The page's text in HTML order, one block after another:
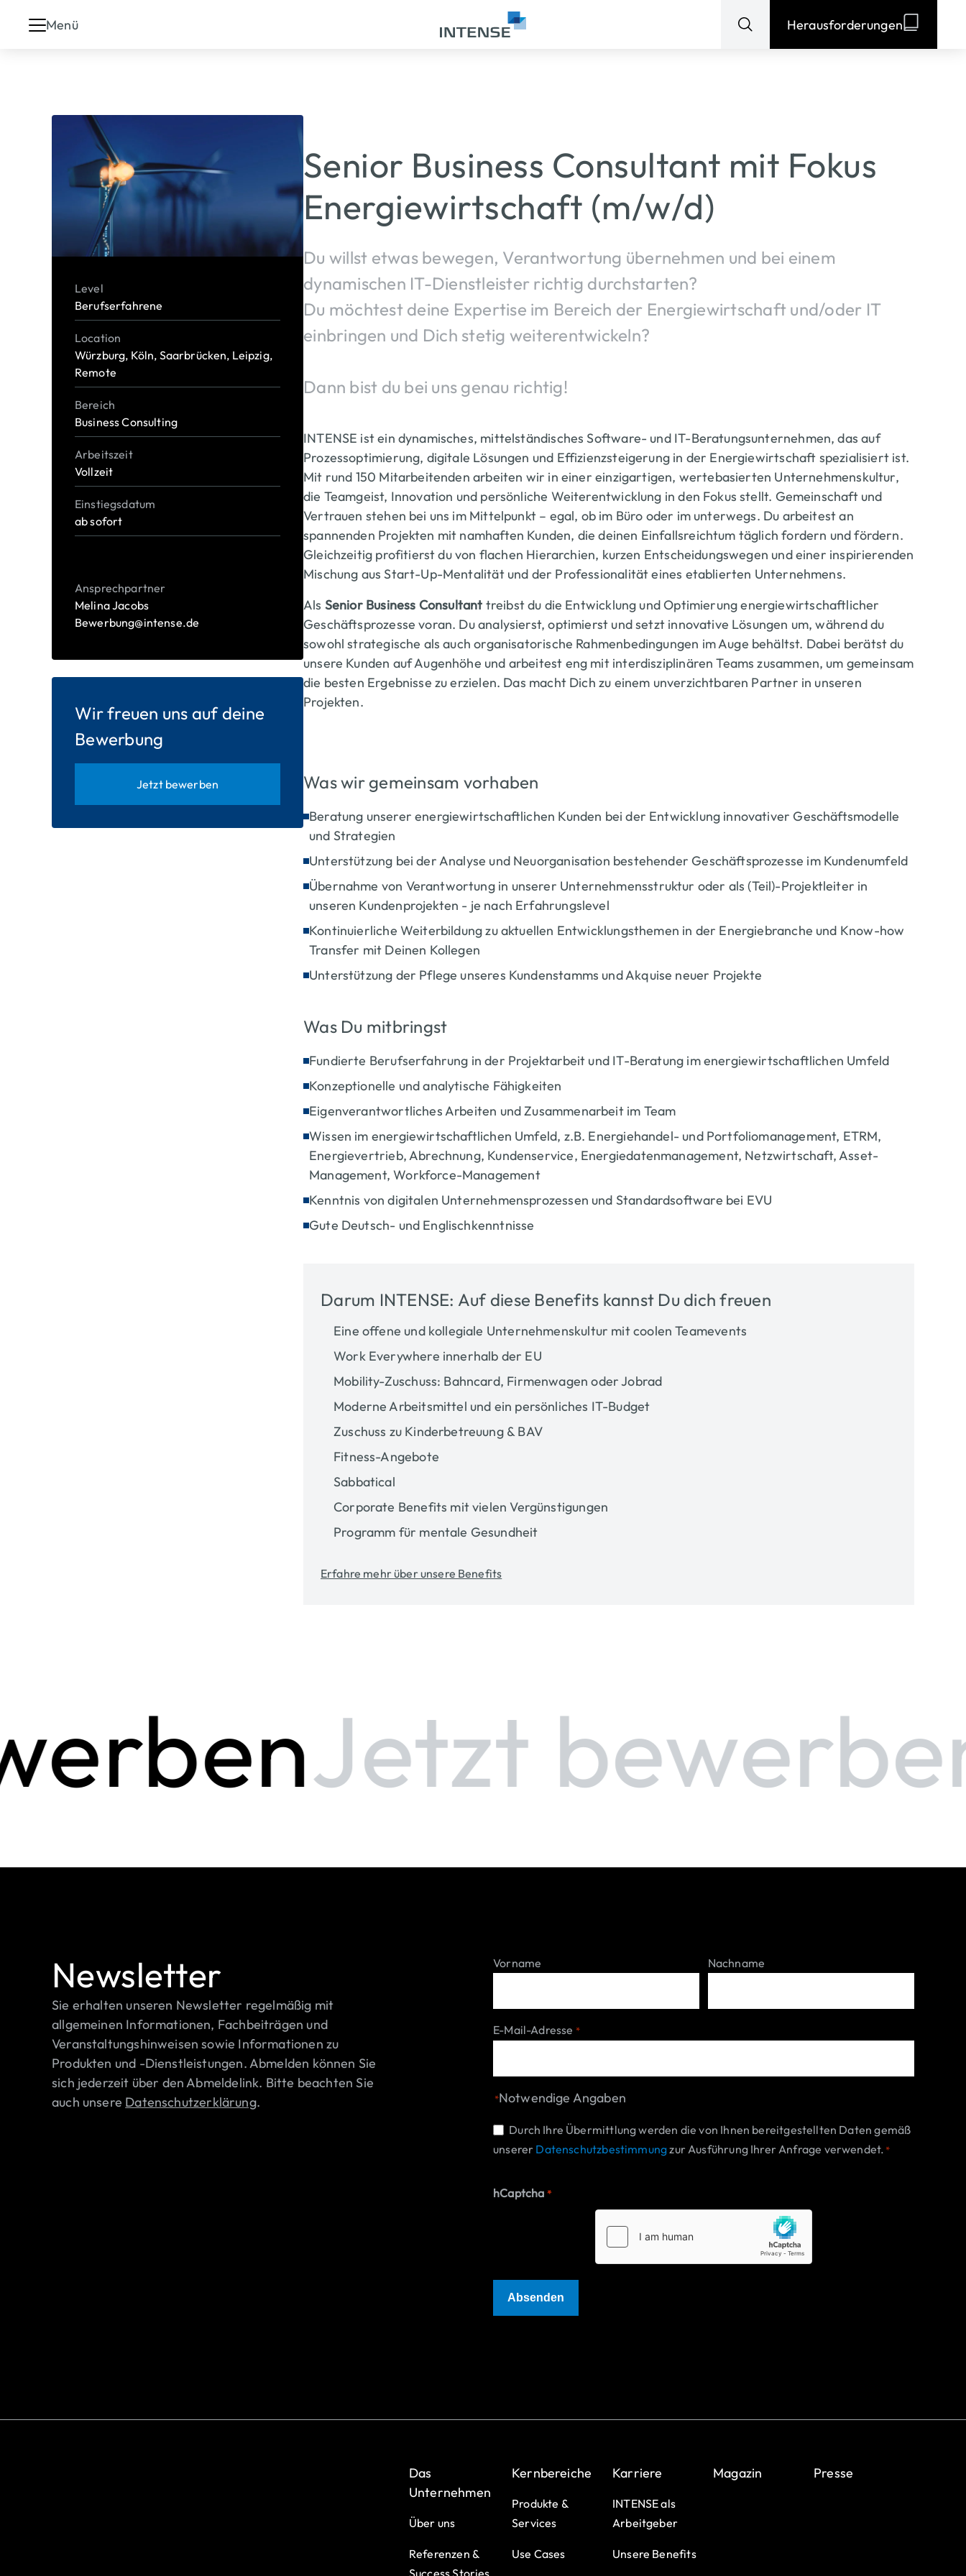
Menü
Suchen
nach:
Ergebnisse
Ergebnisse
Herausforderungen
Level
Berufserfahrene
Location
Würzburg, Köln, Saarbrücken, Leipzig,
Remote
Bereich
Business Consulting
Arbeitszeit
Vollzeit
Einstiegsdatum
ab sofort
Ansprechpartner
Melina Jacobs
Bewerbung@intense.de
Wir freuen uns auf deine
Bewerbung
Jetzt bewerben
Senior Business Consultant mit Fokus
Energiewirtschaft (m/w/d)
Du willst etwas bewegen, Verantwortung übernehmen und bei einem
dynamischen IT-Dienstleister richtig durchstarten?
Du möchtest deine Expertise im Bereich der Energiewirtschaft und/oder IT
einbringen und Dich stetig weiterentwickeln?
Dann bist du bei uns genau richtig!
INTENSE ist ein dynamisches, mittelständisches Software- und IT-Beratungsunternehmen, das auf
Prozessoptimierung, digitale Lösungen und Effizienzsteigerung in der Energiewirtschaft spezialisiert ist.
Mit rund 150 Mitarbeitenden arbeiten wir in einer einzigartigen, wertebasierten Unternehmenskultur,
die Teamgeist, Innovation und persönliche Weiterentwicklung in den Fokus stellt. Gemeinschaft und
Vertrauen stehen bei uns im Mittelpunkt – egal, ob im Büro oder im unterwegs. Du arbeitest an
spannenden Projekten mit namhaften Kunden, die deinen Einfallsreichtum täglich fordern und fördern.
Gleichzeitig profitierst du von flachen Hierarchien, kurzen Entscheidungswegen und einer inspirierenden
Mischung aus Start-Up-Mentalität und der Professionalität eines etablierten Unternehmens.
Als Senior Business Consultant treibst du die Entwicklung und Optimierung energiewirtschaftlicher
Geschäftsprozesse voran. Du analysierst, optimierst und setzt innovative Lösungen um, während du
sowohl strategische als auch organisatorische Rahmenbedingungen im Auge behältst. Dabei berätst du
unsere Kunden auf Augenhöhe und arbeitest eng mit interdisziplinären Teams zusammen, um gemeinsam
die besten Ergebnisse zu erzielen. Das macht Dich zu einem unverzichtbaren Partner in unseren
Projekten.
Was wir gemeinsam vorhaben
Beratung unserer energiewirtschaftlichen Kunden bei der Entwicklung innovativer Geschäftsmodelle
und Strategien
Unterstützung bei der Analyse und Neuorganisation bestehender Geschäftsprozesse im Kundenumfeld
Übernahme von Verantwortung in unserer Unternehmensstruktur oder als (Teil)-Projektleiter in
unseren Kundenprojekten - je nach Erfahrungslevel
Kontinuierliche Weiterbildung zu aktuellen Entwicklungsthemen in der Energiebranche und Know-how
Transfer mit Deinen Kollegen
Unterstützung der Pflege unseres Kundenstamms und Akquise neuer Projekte
Was Du mitbringst
Fundierte Berufserfahrung in der Projektarbeit und IT-Beratung im energiewirtschaftlichen Umfeld
Konzeptionelle und analytische Fähigkeiten
Eigenverantwortliches Arbeiten und Zusammenarbeit im Team
Wissen im energiewirtschaftlichen Umfeld, z.B. Energiehandel- und Portfoliomanagement, ETRM,
Energievertrieb, Abrechnung, Kundenservice, Energiedatenmanagement, Netzwirtschaft, Asset-
Management, Workforce-Management
Kenntnis von digitalen Unternehmensprozessen und Standardsoftware bei EVU
Gute Deutsch- und Englischkenntnisse
Darum INTENSE: Auf diese Benefits kannst Du dich freuen
Eine offene und kollegiale Unternehmenskultur mit coolen Teamevents
Work Everywhere​ innerhalb der EU
Mobility-Zuschuss: Bahncard, Firmenwagen oder Jobrad
Moderne Arbeitsmittel und ein persönliches IT-Budget
Zuschuss zu Kinderbetreuung & BAV
Fitness-Angebote
Sabbatical
Corporate Benefits mit vielen Vergünstigungen
Programm für mentale Gesundheit
Erfahre mehr über unsere Benefits
Jetzt bewerben
Newsletter
Sie erhalten unseren Newsletter regelmäßig mit
allgemeinen Informationen, Fachbeiträgen und
Veranstaltungshinweisen sowie Informationen zu
Produkten und -Dienstleistungen. Abmelden können Sie
sich jederzeit über den Abmeldelink. Bitte beachten Sie
auch unsere Datenschutzerklärung.
Vorname Nachname
E-Mail-Adresse *
*Notwendige Angaben
Einwilligung
*
Durch Ihre Übermittlung werden die von Ihnen bereitgestellten Daten gemäß
unserer Datenschutzbestimmungzur Ausführung Ihrer Anfrage verwendet. *
hCaptcha *
Das
Unternehmen
Über uns
Referenzen &
Success Stories
Kernbereiche
Produkte &
Services
Use Cases
Karriere
INTENSE als
Arbeitgeber
Unsere Benefits
Magazin Presse